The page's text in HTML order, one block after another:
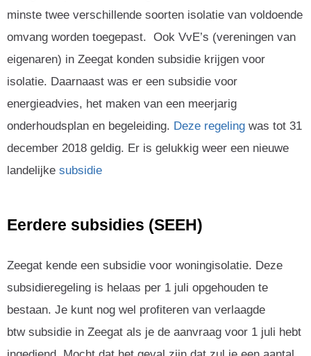
minste twee verschillende soorten isolatie van voldoende
omvang worden toegepast. Ook VvE’s (vereningen van
eigenaren) in Zeegat konden subsidie krijgen voor
isolatie. Daarnaast was er een subsidie voor
energieadvies, het maken van een meerjarig
onderhoudsplan en begeleiding. Deze regeling was tot 31
december 2018 geldig. Er is gelukkig weer een nieuwe
landelijke subsidie
Eerdere subsidies (SEEH)
Zeegat kende een subsidie voor woningisolatie. Deze
subsidieregeling is helaas per 1 juli opgehouden te
bestaan. Je kunt nog wel profiteren van verlaagde
btw subsidie in Zeegat als je de aanvraag voor 1 juli hebt